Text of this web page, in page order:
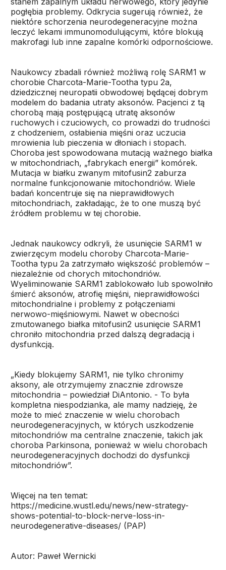
pogłębia problemy. Odkrycia sugerują również, że
niektóre schorzenia neurodegeneracyjne można
leczyć lekami immunomodulującymi, które blokują
makrofagi lub inne zapalne komórki odpornościowe.
Naukowcy zbadali również możliwą rolę SARM1 w
chorobie Charcota-Marie-Tootha typu 2a,
dziedzicznej neuropatii obwodowej będącej dobrym
modelem do badania utraty aksonów. Pacjenci z tą
chorobą mają postępującą utratę aksonów
ruchowych i czuciowych, co prowadzi do trudności
z chodzeniem, osłabienia mięśni oraz uczucia
mrowienia lub pieczenia w dłoniach i stopach.
Choroba jest spowodowana mutacją ważnego białka
w mitochondriach, „fabrykach energii” komórek.
Mutacja w białku zwanym mitofusin2 zaburza
normalne funkcjonowanie mitochondriów. Wiele
badań koncentruje się na nieprawidłowych
mitochondriach, zakładając, że to one muszą być
źródłem problemu w tej chorobie.
Jednak naukowcy odkryli, że usunięcie SARM1 w
zwierzęcym modelu choroby Charcota-Marie-
Tootha typu 2a zatrzymało większość problemów –
niezależnie od chorych mitochondriów.
Wyeliminowanie SARM1 zablokowało lub spowolniło
śmierć aksonów, atrofię mięśni, nieprawidłowości
mitochondrialne i problemy z połączeniami
nerwowo-mięśniowymi. Nawet w obecności
zmutowanego białka mitofusin2 usunięcie SARM1
chroniło mitochondria przed dalszą degradacją i
dysfunkcją.
„Kiedy blokujemy SARM1, nie tylko chronimy
aksony, ale otrzymujemy znacznie zdrowsze
mitochondria – powiedział DiAntonio. - To była
kompletna niespodzianka, ale mamy nadzieję, że
może to mieć znaczenie w wielu chorobach
neurodegeneracyjnych, w których uszkodzenie
mitochondriów ma centralne znaczenie, takich jak
choroba Parkinsona, ponieważ w wielu chorobach
neurodegeneracyjnych dochodzi do dysfunkcji
mitochondriów”.
Więcej na ten temat:
https://medicine.wustl.edu/news/new-strategy-
shows-potential-to-block-nerve-loss-in-
neurodegenerative-diseases/ (PAP)
Autor: Paweł Wernicki